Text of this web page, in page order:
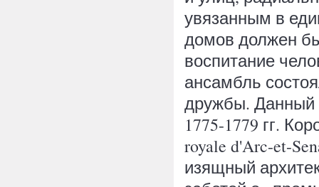
увязанным в
домов должен
воспитание
ансамбль
дружбы. Данный
1775-1779 гг.
royale d'Arc-et-
изящный